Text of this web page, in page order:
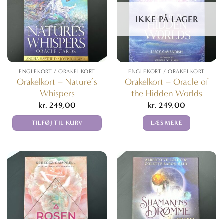
ENGLEKORT / ORAKELKORT
Orakelkort – Nature’s
Whispers
kr. 249,00
TILFØJ TIL KURV
IKKE PÅ LAGER
ENGLEKORT / ORAKELKORT
Orakelkort – Oracle of
the Hidden Worlds
kr. 249,00
LÆS MERE